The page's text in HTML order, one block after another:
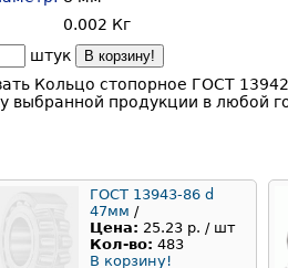
0.002 Кг
штук В корзину!
Кольцо стопорное ГОСТ
выбранной продукции в любой
ГОСТ 13943-86 d
47мм /
Цена: 25.23 р. / шт
Кол-во: 483
В корзину!